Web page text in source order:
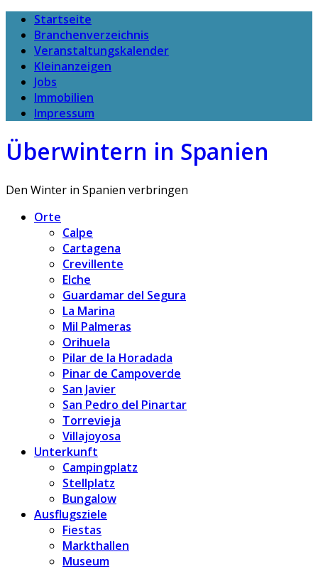
Startseite
Branchenverzeichnis
Veranstaltungskalender
Kleinanzeigen
Jobs
Immobilien
Impressum
Überwintern in Spanien
Den Winter in Spanien verbringen
Orte
Calpe
Cartagena
Crevillente
Elche
Guardamar del Segura
La Marina
Mil Palmeras
Orihuela
Pilar de la Horadada
Pinar de Campoverde
San Javier
San Pedro del Pinartar
Torrevieja
Villajoyosa
Unterkunft
Campingplatz
Stellplatz
Bungalow
Ausflugsziele
Fiestas
Markthallen
Museum